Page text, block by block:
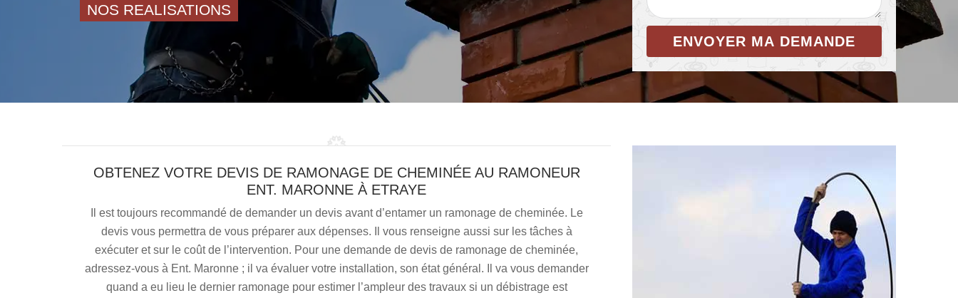
NOS REALISATIONS
OBTENEZ VOTRE DEVIS DE RAMONAGE DE CHEMINÉE AU RAMONEUR
ENT. MARONNE À ETRAYE
Il est toujours recommandé de demander un devis avant d’entamer un ramonage de cheminée. Le
devis vous permettra de vous préparer aux dépenses. Il vous renseigne aussi sur les tâches à
exécuter et sur le coût de l’intervention. Pour une demande de devis de ramonage de cheminée,
adressez-vous à Ent. Maronne ; il va évaluer votre installation, son état général. Il va vous demander
quand a eu lieu le dernier ramonage pour estimer l’ampleur des travaux si un débistrage est